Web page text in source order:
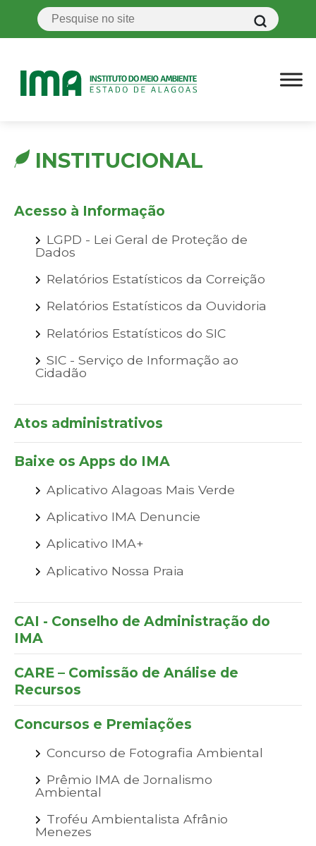
INSTITUCIONAL
Acesso à Informação
LGPD - Lei Geral de Proteção de
Dados
Relatórios Estatísticos da Correição
Relatórios Estatísticos da Ouvidoria
Relatórios Estatísticos do SIC
SIC - Serviço de Informação ao
Cidadão
Atos administrativos
Baixe os Apps do IMA
Aplicativo Alagoas Mais Verde
Aplicativo IMA Denuncie
Aplicativo IMA+
Aplicativo Nossa Praia
CAI - Conselho de Administração do
IMA
CARE – Comissão de Análise de
Recursos
Concursos e Premiações
Concurso de Fotografia Ambiental
Prêmio IMA de Jornalismo
Ambiental
Troféu Ambientalista Afrânio
Menezes